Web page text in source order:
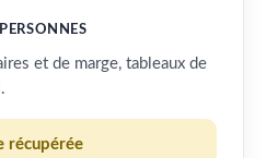
et de marge, tableaux de
récupérée